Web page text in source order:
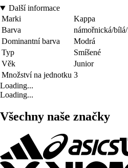
Další informace
Marki
Kappa
Barva
námořnická/
Dominantní barva
Modrá
Typ
Smíšené
Věk
Junior
Množství na jednotku 3
Loading...
Loading...
Všechny naše značky